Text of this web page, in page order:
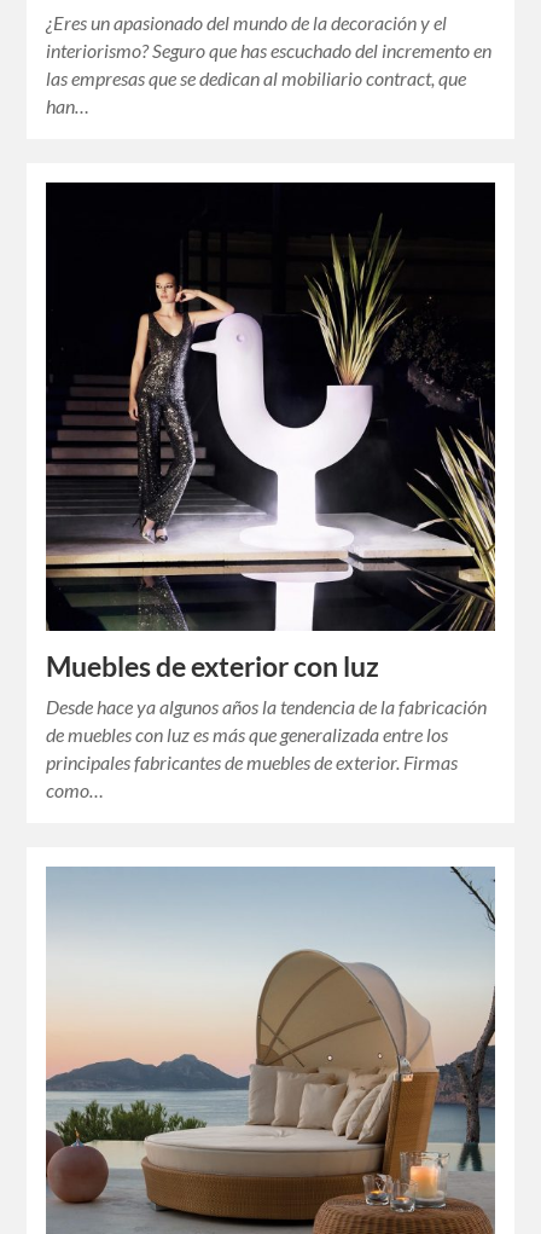
¿Eres un apasionado del mundo de la decoración y el
interiorismo? Seguro que has escuchado del incremento en
las empresas que se dedican al mobiliario contract, que
han…
Muebles de exterior con luz
Desde hace ya algunos años la tendencia de la fabricación
de muebles con luz es más que generalizada entre los
principales fabricantes de muebles de exterior. Firmas
como…